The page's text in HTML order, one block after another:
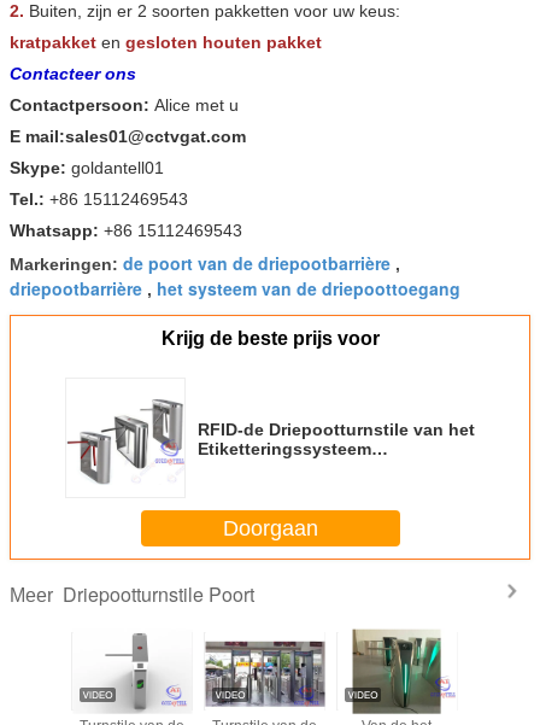
2. Buiten, zijn er 2 soorten pakketten voor uw keus:
kratpakket en gesloten houten pakket
Contacteer ons
Contactpersoon: Alice met u
E mail:sales01@cctvgat.com
Skype: goldantell01
Tel.: +86 15112469543
Whatsapp: +86 15112469543
Markeringen: de poort van de driepootbarrière ,
driepootbarrière , het systeem van de driepoottoegang
Krijg de beste prijs voor
RFID-de Driepootturnstile van het
Etiketteringssysteem
Doorgaan
Meer Driepootturnstile Poort